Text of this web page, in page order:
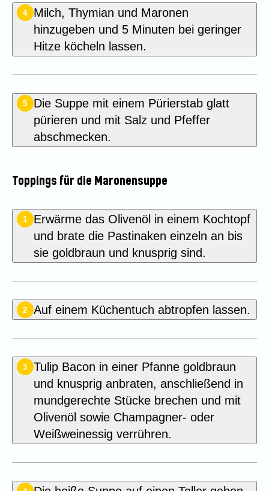
4
Milch, Thymian und Maronen
hinzugeben und 5 Minuten bei geringer
Hitze köcheln lassen.
5
Die Suppe mit einem Pürierstab glatt
pürieren und mit Salz und Pfeffer
abschmecken.
Toppings für die Maronensuppe
1
Erwärme das Olivenöl in einem Kochtopf
und brate die Pastinaken einzeln an bis
sie goldbraun und knusprig sind.
2 Auf einem Küchentuch abtropfen lassen.
3
Tulip Bacon in einer Pfanne goldbraun
und knusprig anbraten, anschließend in
mundgerechte Stücke brechen und mit
Olivenöl sowie Champagner- oder
Weißweinessig verrühren.